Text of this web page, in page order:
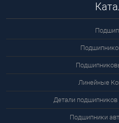
Линейные
Детали
Подшипники